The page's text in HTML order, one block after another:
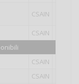
CSAIN
CSAIN
CSAIN
CSAIN